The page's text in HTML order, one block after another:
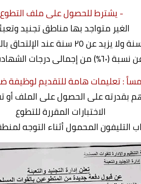
- يشترط للحصول على ملف
الغير متواجد بها مناطق تجنيد
: تعليمات هامة للتقديم
على الحصول على الملف أو
الاختبارات المقررة للتطوع